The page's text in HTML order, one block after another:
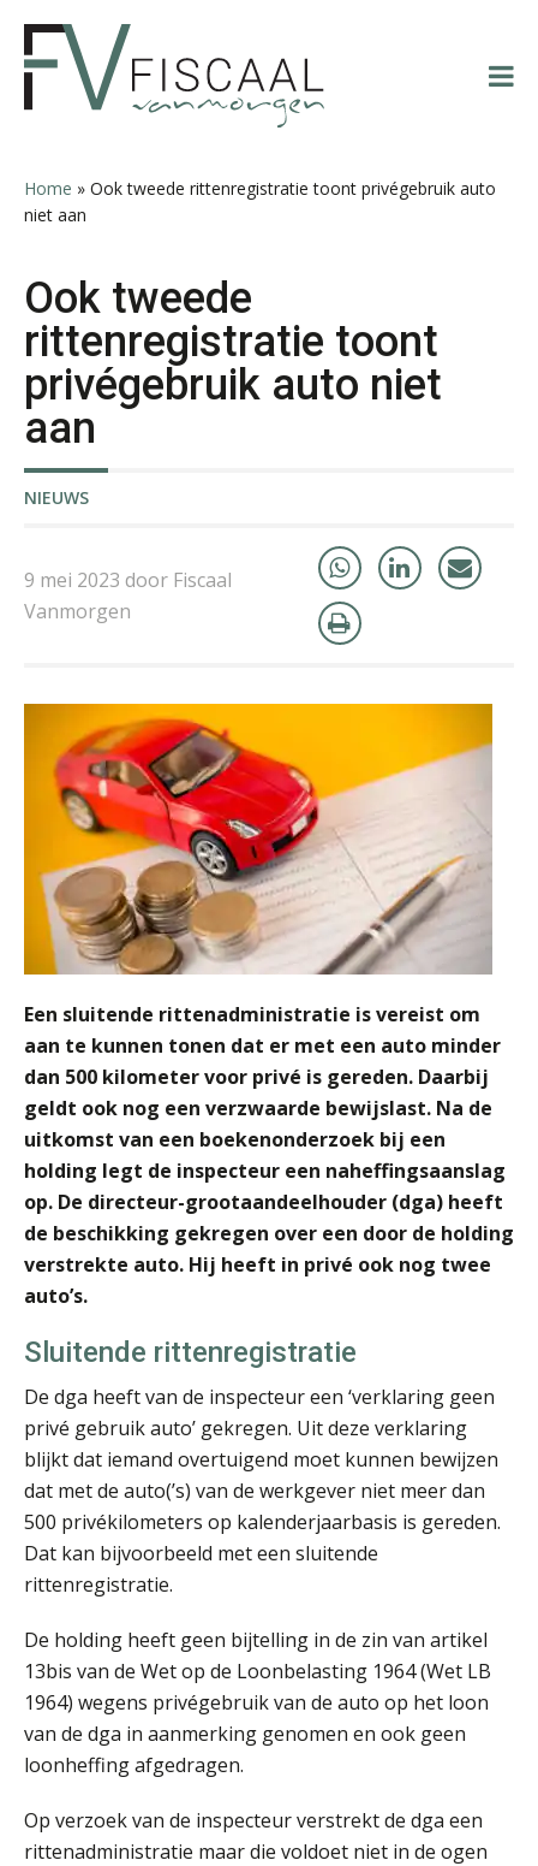
hoofdnavigatie
hoofd
eerste
voettekst
Home » Ook tweede rittenregistratie toont privégebruik auto
niet aan
Ook tweede
rittenregistratie toont
privégebruik auto niet
aan
NIEUWS
9 mei 2023 door Fiscaal
Vanmorgen
Een sluitende rittenadministratie is vereist om
aan te kunnen tonen dat er met een auto minder
dan 500 kilometer voor privé is gereden. Daarbij
geldt ook nog een verzwaarde bewijslast. Na de
uitkomst van een boekenonderzoek bij een
holding legt de inspecteur een naheffingsaanslag
op. De directeur-grootaandeelhouder (dga) heeft
de beschikking gekregen over een door de holding
verstrekte auto. Hij heeft in privé ook nog twee
auto’s.
Sluitende rittenregistratie
De dga heeft van de inspecteur een ‘verklaring geen
privé gebruik auto’ gekregen. Uit deze verklaring
blijkt dat iemand overtuigend moet kunnen bewijzen
dat met de auto(’s) van de werkgever niet meer dan
500 privékilometers op kalenderjaarbasis is gereden.
Dat kan bijvoorbeeld met een sluitende
rittenregistratie.
De holding heeft geen bijtelling in de zin van artikel
13bis van de Wet op de Loonbelasting 1964 (Wet LB
1964) wegens privégebruik van de auto op het loon
van de dga in aanmerking genomen en ook geen
loonheffing afgedragen.
Op verzoek van de inspecteur verstrekt de dga een
rittenadministratie maar die voldoet niet in de ogen
Debby Kettler
Bart Koreman
Roger van de Berg
Jan Mooren
Joost Diks
Aimée van der Paardt
René van der Paardt